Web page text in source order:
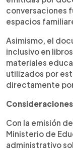
conversaciones
espacios
Asimismo, el
inclusivo en
materiales
utilizados por
directamente
Con la emisión
Ministerio de
administrativo